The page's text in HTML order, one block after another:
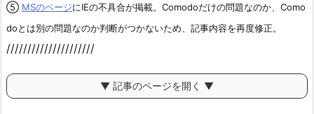
⑤ MSのページにIEの不具合が掲載。Comodoだけの問題なのか、Como
doとは別の問題なのか判断がつかないため、記事内容を再度修正。
/////////////////////
▼ 記事のページを開く ▼